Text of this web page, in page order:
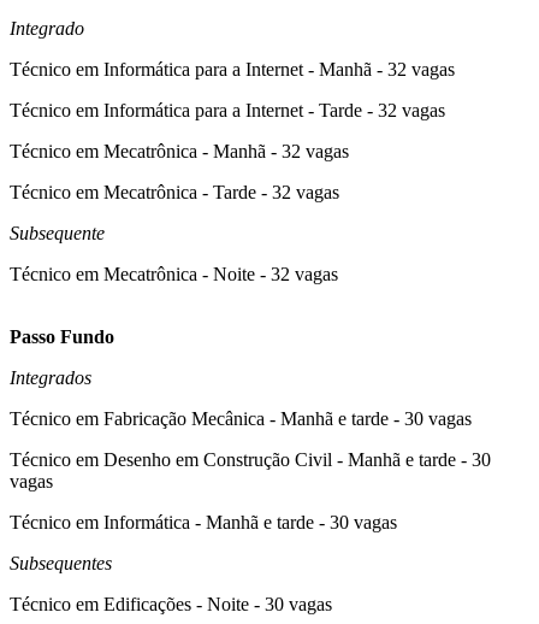
Integrado
Técnico em Informática para a Internet - Manhã - 32 vagas
Técnico em Informática para a Internet - Tarde - 32 vagas
Técnico em Mecatrônica - Manhã - 32 vagas
Técnico em Mecatrônica - Tarde - 32 vagas
Subsequente
Técnico em Mecatrônica - Noite - 32 vagas
Passo Fundo
Integrados
Técnico em Fabricação Mecânica - Manhã e tarde - 30 vagas
Técnico em Desenho em Construção Civil - Manhã e tarde - 30
vagas
Técnico em Informática - Manhã e tarde - 30 vagas
Subsequentes
Técnico em Edificações - Noite - 30 vagas